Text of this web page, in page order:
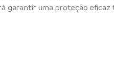
garantir uma proteção